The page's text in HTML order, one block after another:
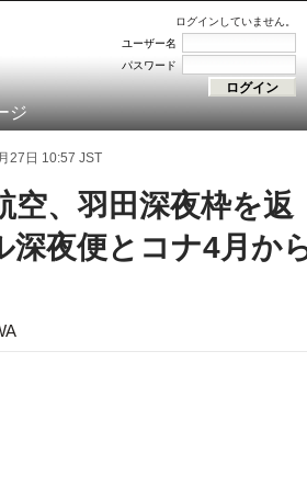
ログインしていません。
ユーザー名
パスワード
ジ
27日 10:57 JST
空、羽田深夜枠を返
夜便とコナ4月か